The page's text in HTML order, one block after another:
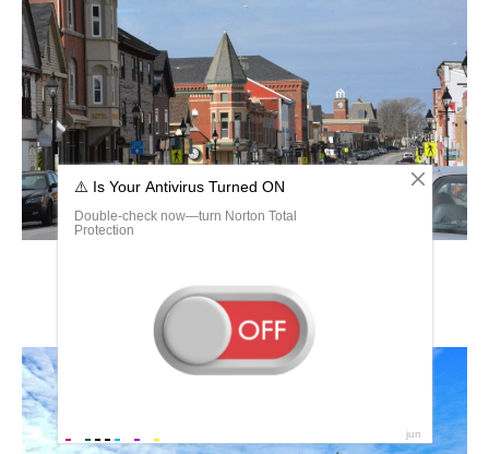
Ярмут (новая Шотландия)